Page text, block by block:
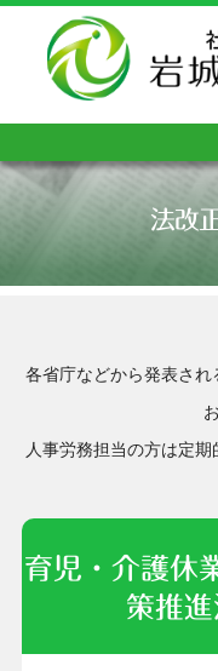
法改
各省庁などから発表さ
人事労務担当の方は定
育児・介護休
策推